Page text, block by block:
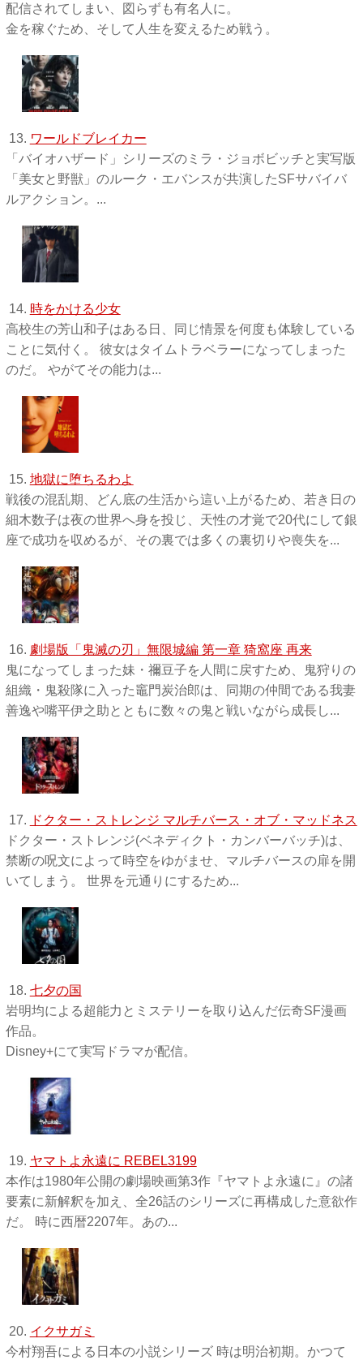
配信されてしまい、図らずも有名人に。
金を稼ぐため、そして人生を変えるため戦う。
13. ワールドブレイカー
「バイオハザード」シリーズのミラ・ジョボビッチと実写版
「美女と野獣」のルーク・エバンスが共演したSFサバイバ
ルアクション。...
14. 時をかける少女
高校生の芳山和子はある日、同じ情景を何度も体験している
ことに気付く。 彼女はタイムトラベラーになってしまった
のだ。 やがてその能力は...
15. 地獄に堕ちるわよ
戦後の混乱期、どん底の生活から這い上がるため、若き日の
細木数子は夜の世界へ身を投じ、天性の才覚で20代にして銀
座で成功を収めるが、その裏では多くの裏切りや喪失を...
16. 劇場版「鬼滅の刃」無限城編 第一章 猗窩座 再来
鬼になってしまった妹・禰󠄀豆子を人間に戻すため、鬼狩りの
組織・鬼殺隊に入った竈門炭治郎は、同期の仲間である我妻
善逸や嘴平伊之助とともに数々の鬼と戦いながら成長し...
17. ドクター・ストレンジ マルチバース・オブ・マッドネス
ドクター・ストレンジ(ベネディクト・カンバーバッチ)は、
禁断の呪文によって時空をゆがませ、マルチバースの扉を開
いてしまう。 世界を元通りにするため...
18. 七夕の国
岩明均による超能力とミステリーを取り込んだ伝奇SF漫画
作品。
Disney+にて実写ドラマが配信。
19. ヤマトよ永遠に REBEL3199
本作は1980年公開の劇場映画第3作『ヤマトよ永遠に』の諸
要素に新解釈を加え、全26話のシリーズに再構成した意欲作
だ。 時に西暦2207年。あの...
20. イクサガミ
今村翔吾による日本の小説シリーズ 時は明治初期。かつて